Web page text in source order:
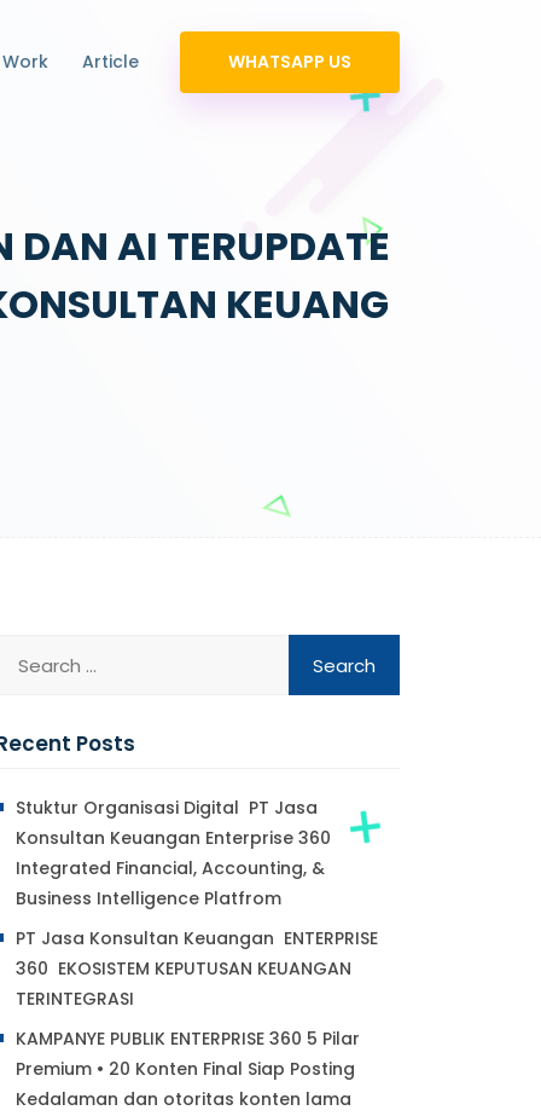
Article WHATSAPP US
DAN AI TERUPDATE
KEUANG
Posts
Stuktur Organisasi Digital PT Jasa
Konsultan Keuangan Enterprise 360
Integrated Financial, Accounting, &
Business Intelligence Platfrom
PT Jasa Konsultan Keuangan ENTERPRISE
360 EKOSISTEM KEPUTUSAN KEUANGAN
TERINTEGRASI
KAMPANYE PUBLIK ENTERPRISE 360 5 Pilar
Premium • 20 Konten Final Siap Posting
Kedalaman dan otoritas konten lama